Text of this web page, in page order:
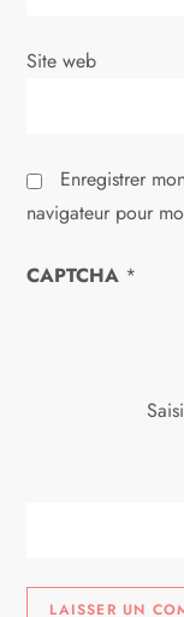
i
l
Site web
Enregistrer
navigateur pour
CAPTCHA *